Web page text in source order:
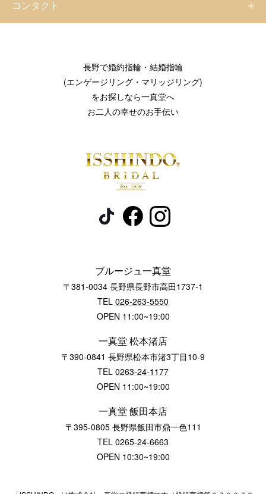
コンタクト
長野で婚約指輪・結婚指輪
(エンゲージリング・マリッジリング)
をお探しなら一真堂へ
お二人の幸せのお手伝い
ブルージュ一真堂
〒381-0034 長野県長野市高田1737-1
TEL 026-263-5550
OPEN 11:00~19:00
一真堂 松本渚店
〒390-0841 長野県松本市渚3丁目10-9
TEL 0263-24-1177
OPEN 11:00~19:00
一真堂 飯田本店
〒395-0805 長野県飯田市鼎一色111
TEL 0265-24-6663
OPEN 10:30~19:00